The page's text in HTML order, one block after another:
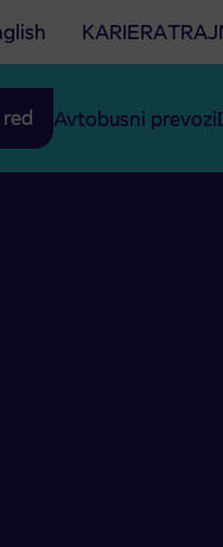
KARIERA
Avtobusni prevozi